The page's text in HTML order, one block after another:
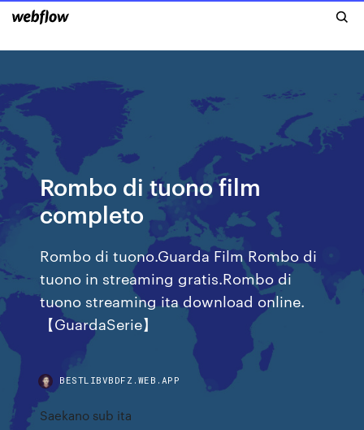
Rombo di tuono film
completo
Rombo di tuono.Guarda Film Rombo di
tuono in streaming gratis.Rombo di
tuono streaming ita download online.
【GuardaSerie】
BESTLIBVBDFZ.WEB.APP
Saekano sub ita